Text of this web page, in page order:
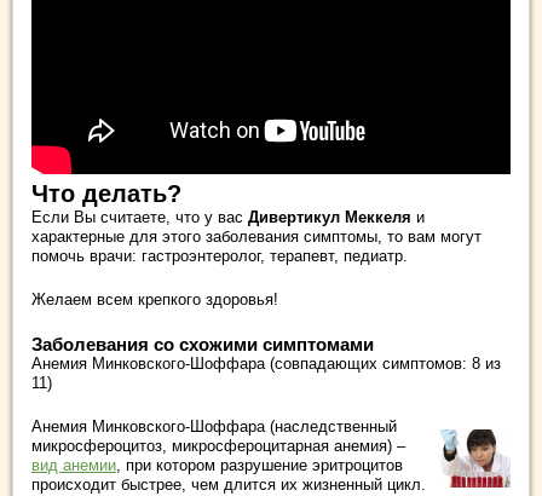
Что делать?
Если Вы считаете, что у вас Дивертикул Меккеля и
характерные для этого заболевания симптомы, то вам могут
помочь врачи: гастроэнтеролог, терапевт, педиатр.
Желаем всем крепкого здоровья!
Заболевания со схожими симптомами
Анемия Минковского-Шоффара (совпадающих симптомов: 8 из
11)
Анемия Минковского-Шоффара (наследственный
микросфероцитоз, микросфероцитарная анемия) –
вид анемии , при котором разрушение эритроцитов
происходит быстрее, чем длится их жизненный цикл.